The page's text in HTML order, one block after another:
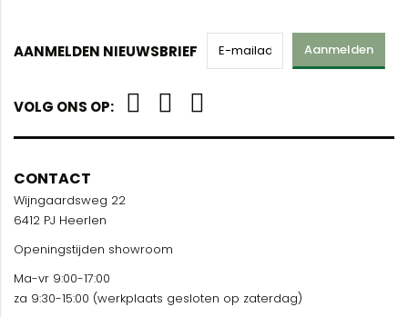
AANMELDEN NIEUWSBRIEF Aanmelden
VOLG ONS OP:
CONTACT
Wijngaardsweg 22
6412 PJ Heerlen
Openingstijden showroom
Ma-vr 9:00-17:00
za 9:30-15:00 (werkplaats gesloten op zaterdag)